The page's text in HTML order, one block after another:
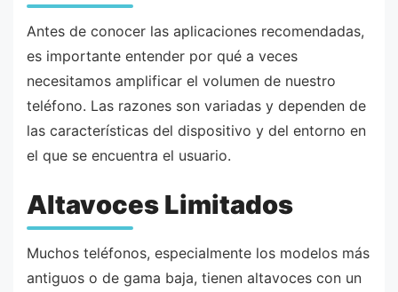
Antes de conocer las aplicaciones recomendadas,
es importante entender por qué a veces
necesitamos amplificar el volumen de nuestro
teléfono. Las razones son variadas y dependen de
las características del dispositivo y del entorno en
el que se encuentra el usuario.
Altavoces Limitados
Muchos teléfonos, especialmente los modelos más
antiguos o de gama baja, tienen altavoces con un